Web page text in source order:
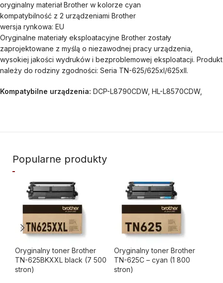
oryginalny materiał Brother w kolorze cyan
kompatybilność z 2 urządzeniami Brother
wersja rynkowa: EU
Oryginalne materiały eksploatacyjne Brother zostały
zaprojektowane z myślą o niezawodnej pracy urządzenia,
wysokiej jakości wydruków i bezproblemowej eksploatacji. Produkt
należy do rodziny zgodności: Seria TN-625/625xl/625xll.
Kompatybilne urządzenia: DCP-L8790CDW, HL-L8570CDW,
Popularne produkty
Oryginalny toner Brother
TN-625BKXXL black (7 500
stron)
Oryginalny toner Brother
TN-625C – cyan (1 800
stron)